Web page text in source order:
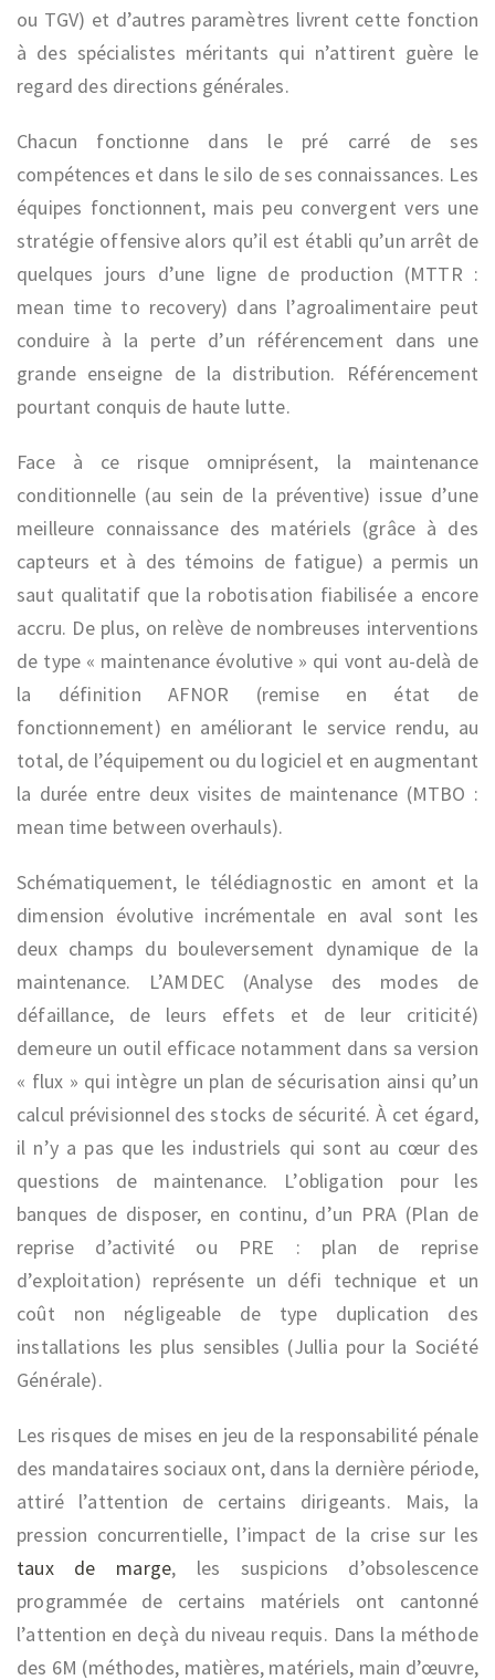
ou TGV) et d’autres paramètres livrent cette fonction
à des spécialistes méritants qui n’attirent guère le
regard des directions générales.
Chacun fonctionne dans le pré carré de ses
compétences et dans le silo de ses connaissances. Les
équipes fonctionnent, mais peu convergent vers une
stratégie offensive alors qu’il est établi qu’un arrêt de
quelques jours d’une ligne de production (MTTR :
mean time to recovery) dans l’agroalimentaire peut
conduire à la perte d’un référencement dans une
grande enseigne de la distribution. Référencement
pourtant conquis de haute lutte.
Face à ce risque omniprésent, la maintenance
conditionnelle (au sein de la préventive) issue d’une
meilleure connaissance des matériels (grâce à des
capteurs et à des témoins de fatigue) a permis un
saut qualitatif que la robotisation fiabilisée a encore
accru. De plus, on relève de nombreuses interventions
de type « maintenance évolutive » qui vont au-delà de
la définition AFNOR (remise en état de
fonctionnement) en améliorant le service rendu, au
total, de l’équipement ou du logiciel et en augmentant
la durée entre deux visites de maintenance (MTBO :
mean time between overhauls).
Schématiquement, le télédiagnostic en amont et la
dimension évolutive incrémentale en aval sont les
deux champs du bouleversement dynamique de la
maintenance. L’AMDEC (Analyse des modes de
défaillance, de leurs effets et de leur criticité)
demeure un outil efficace notamment dans sa version
« flux » qui intègre un plan de sécurisation ainsi qu’un
calcul prévisionnel des stocks de sécurité. À cet égard,
il n’y a pas que les industriels qui sont au cœur des
questions de maintenance. L’obligation pour les
banques de disposer, en continu, d’un PRA (Plan de
reprise d’activité ou PRE : plan de reprise
d’exploitation) représente un défi technique et un
coût non négligeable de type duplication des
installations les plus sensibles (Jullia pour la Société
Générale).
Les risques de mises en jeu de la responsabilité pénale
des mandataires sociaux ont, dans la dernière période,
attiré l’attention de certains dirigeants. Mais, la
pression concurrentielle, l’impact de la crise sur les
taux de marge, les suspicions d’obsolescence
programmée de certains matériels ont cantonné
l’attention en deçà du niveau requis. Dans la méthode
des 6M (méthodes, matières, matériels, main d’œuvre,